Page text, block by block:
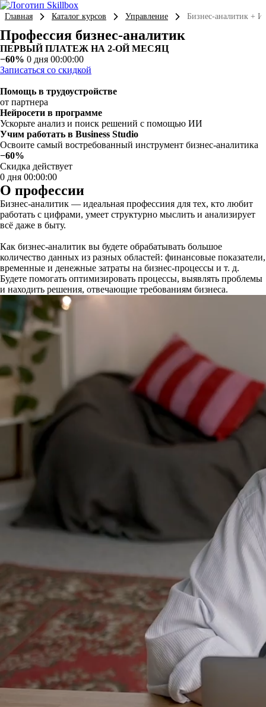
Главная Каталог курсов Управление Бизнес-аналитик +
Профессия бизнес-аналитик
ПЕРВЫЙ ПЛАТЕЖ НА 2-ОЙ МЕСЯЦ
−60% 0 дня 00:00:00
Записаться со скидкой
Помощь в трудоустройстве
от партнера
Нейросети в программе
Ускорьте анализ и поиск решений с помощью ИИ
Учим работать в Business Studio
Освоите самый востребованный инструмент бизнес-аналитика
−60%
Скидка действует
0 дня 00:00:00
О профессии
Бизнес-аналитик — идеальная профессиия для тех, кто любит
работать с цифрами, умеет структурно мыслить и анализирует
всё даже в быту.
Как бизнес-аналитик вы будете обрабатывать большое
количество данных из разных областей: финансовые показатели,
временные и денежные затраты на бизнес-процессы и т. д.
Будете помогать оптимизировать процессы, выявлять проблемы
и находить решения, отвечающие требованиям бизнеса.